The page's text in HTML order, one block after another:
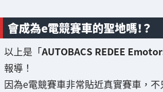
會成為e電競賽車的聖地嗎！？
以上是「AUTOBACS REDEE
報導！
因為e電競賽車非常貼近真實賽車，